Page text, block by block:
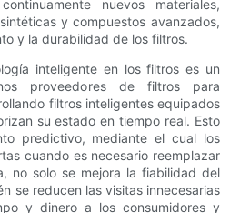
nuevos materiales,
y compuestos avanzados,
y la durabilidad de los filtros.
inteligente en los filtros es un
proveedores de filtros para
filtros inteligentes equipados
su estado en tiempo real. Esto
predictivo, mediante el cual los
cuando es necesario reemplazar
no solo se mejora la fiabilidad del
se reducen las visitas innecesarias
y dinero a los consumidores y